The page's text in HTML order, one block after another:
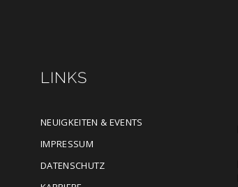
LINKS
NEUIGKEITEN & EVENTS
IMPRESSUM
DATENSCHUTZ